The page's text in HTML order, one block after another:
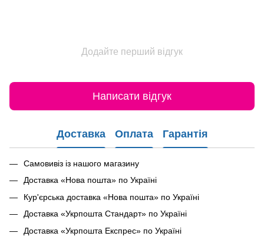
Додайте перший відгук
Написати відгук
Доставка Оплата Гарантія
Самовивіз із нашого магазину
Доставка «Нова пошта» по Україні
Кур'єрська доставка «Нова пошта» по Україні
Доставка «Укрпошта Стандарт» по Україні
Доставка «Укрпошта Експрес» по Україні